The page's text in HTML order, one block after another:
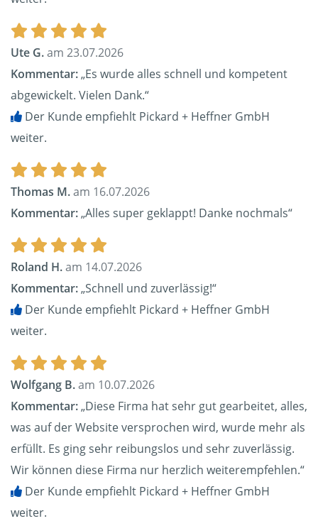
Ute G.am 23.07.2026
Kommentar:„Es wurde alles schnell und kompetent
abgewickelt. Vielen Dank.“
Der Kunde empfiehlt Pickard + Heffner GmbH
weiter.
Thomas M.am 16.07.2026
Kommentar:„Alles super geklappt! Danke nochmals“
Roland H.am 14.07.2026
Kommentar:„Schnell und zuverlässig!“
Der Kunde empfiehlt Pickard + Heffner GmbH
weiter.
Wolfgang B.am 10.07.2026
Kommentar:„Diese Firma hat sehr gut gearbeitet, alles,
was auf der Website versprochen wird, wurde mehr als
erfüllt. Es ging sehr reibungslos und sehr zuverlässig.
Wir können diese Firma nur herzlich weiterempfehlen.“
Der Kunde empfiehlt Pickard + Heffner GmbH
weiter.